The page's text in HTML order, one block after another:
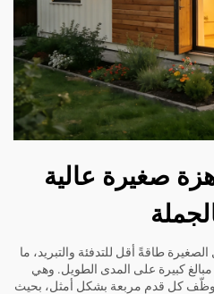
صغيرة عالية
طاقةً أقل للتدفئة والتبريد، ما
كبيرة على المدى الطويل. وهي
كل قدم مربعة بشكل أمثل، بحيث